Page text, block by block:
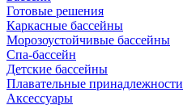
Готовые решения
Каркасные бассейны
Морозоустойчивые бассейны
Спа-бассейн
Детские бассейны
Плавательные принадлежности
Аксессуары